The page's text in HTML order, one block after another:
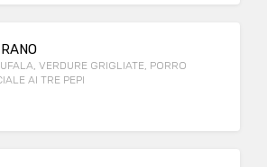
VERDURE GRIGLIATE, PORRO
AI TRE PEPI